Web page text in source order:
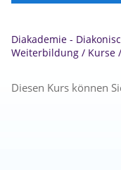
Diakademie -
Weiterbildung / Kurse /
Diesen Kurs können